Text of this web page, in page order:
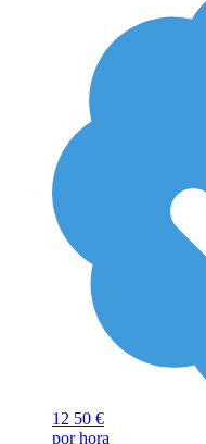
12 50 €
por hora